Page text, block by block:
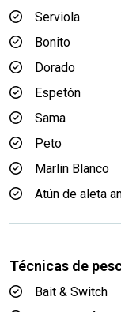
Serviola
Bonito
Dorado
Espetón
Sama
Peto
Marlin Blanco
Atún de aleta
Técnicas de
Bait & Switch